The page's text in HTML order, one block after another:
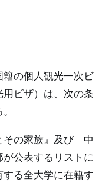
の個人観光一次ビ
ビザ）は、次の条
その家族』及び「中
公表するリストに
る全大学に在籍す